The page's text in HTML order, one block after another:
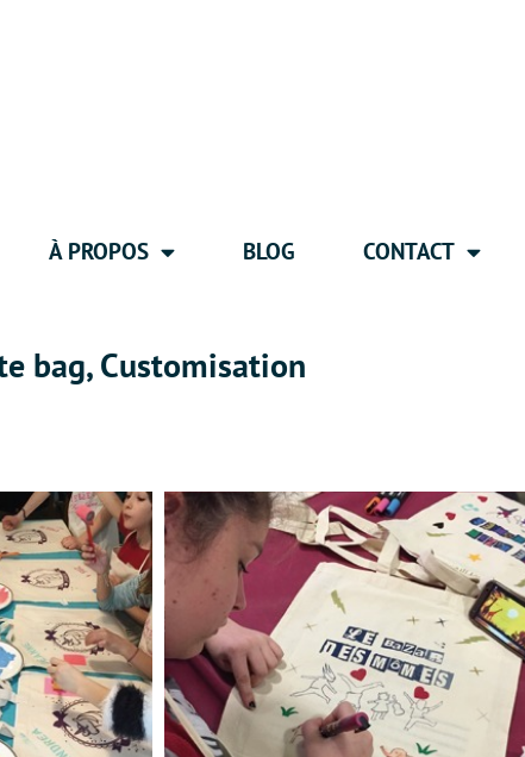
À PROPOS BLOG CONTACT
bag, Customisation